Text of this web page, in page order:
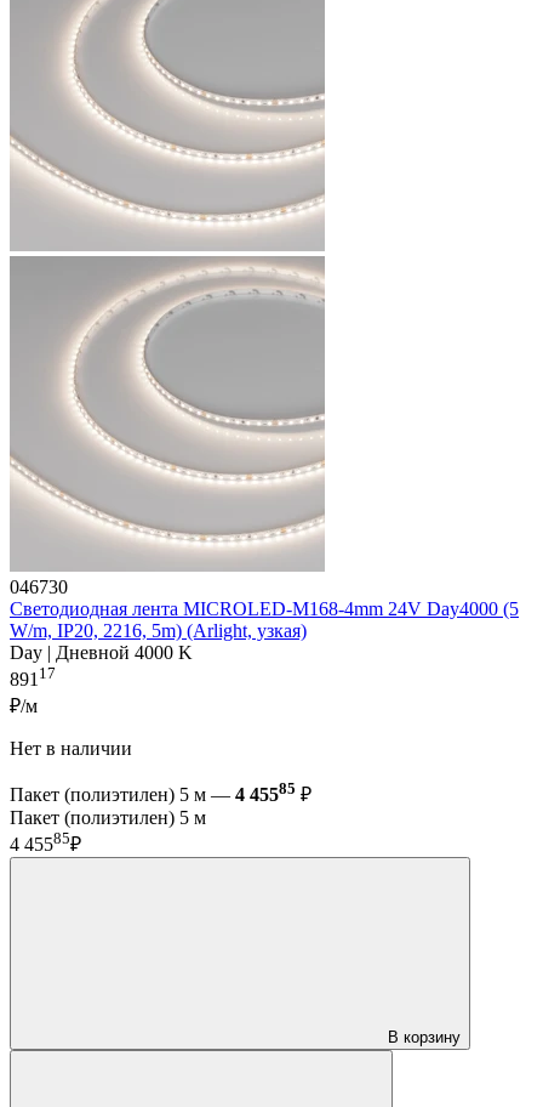
046730
Светодиодная лента MICROLED-M168-4mm 24V Day4000 (5
W/m, IP20, 2216, 5m) (Arlight, узкая)
Day | Дневной 4000 K
89117
₽/м
Нет в наличии
Пакет (полиэтилен) 5 м — 4 45585 ₽
Пакет (полиэтилен) 5 м
4 45585₽
В корзину